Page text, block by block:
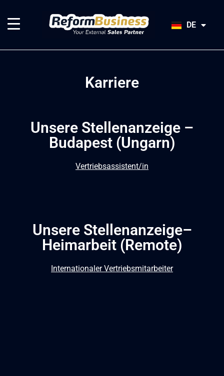
DE
JA
Karriere
Unsere Stellenanzeige –
Budapest (Ungarn)
Vertriebsassistent/in
Unsere Stellenanzeige–
Heimarbeit (Remote)
Internationaler Vertriebsmitarbeiter